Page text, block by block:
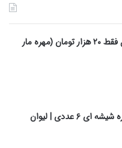
خرید مهره مار اصل فقط ۲۰ هزار تومان (مهره مار
خرید لیوان دوجداره شیشه ای ۶ عددی | لیوان